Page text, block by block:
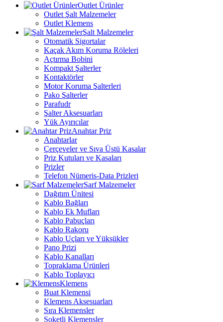
Outlet Ürünler
Outlet Şalt Malzemeler
Outlet Klemens
Şalt Malzemeler
Otomatik Sigortalar
Kaçak Akım Koruma Röleleri
Açtırma Bobini
Kompakt Şalterler
Kontaktörler
Motor Koruma Şalterleri
Pako Şalterler
Parafudr
Şalter Aksesuarları
Yük Ayırıcılar
Anahtar Priz
Anahtarlar
Çerçeveler ve Sıva Üstü Kasalar
Priz Kutuları ve Kasaları
Prizler
Telefon Nümeris-Data Prizleri
Sarf Malzemeler
Dağıtım Ünitesi
Kablo Bağları
Kablo Ek Mufları
Kablo Pabuçları
Kablo Rakoru
Kablo Uçları ve Yüksükler
Pano Prizi
Kablo Kanalları
Topraklama Ürünleri
Kablo Toplayıcı
Klemens
Buat Klemensi
Klemens Aksesuarları
Sıra Klemensler
Soketli Klemensler